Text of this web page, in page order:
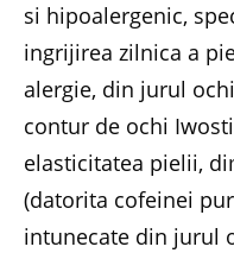
si hipoalergenic,
ingrijirea zilnica a
alergie, din jurul
contur de ochi
elasticitatea pielii,
(datorita cofeinei
intunecate din jurul